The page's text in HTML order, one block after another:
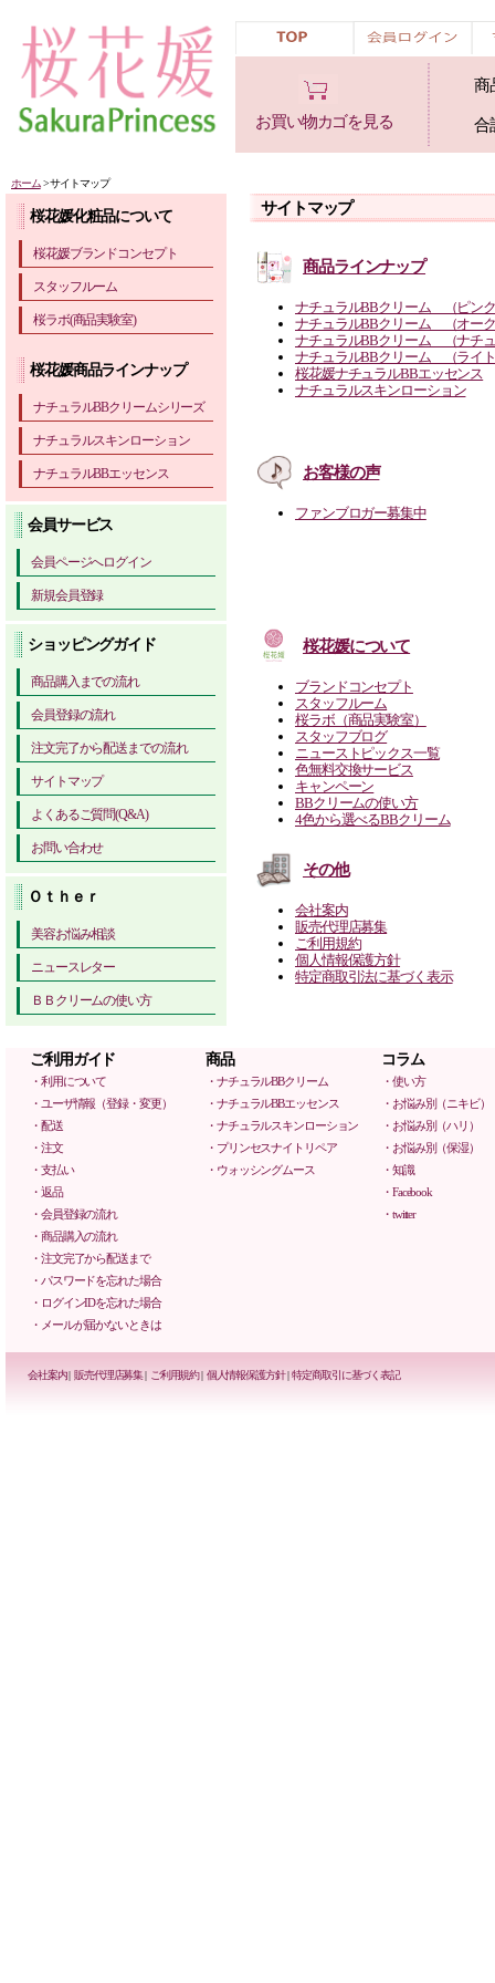
お買い物カゴを見る
商
合
ホーム> サイトマップ
桜花媛化粧品について
桜花媛ブランドコンセプト
スタッフルーム
桜ラボ(商品実験室)
桜花媛商品ラインナップ
ナチュラルBBクリームシリーズ
ナチュラルスキンローション
ナチュラルBBエッセンス
会員サービス
会員ページへログイン
新規会員登録
ショッピングガイド
商品購入までの流れ
会員登録の流れ
注文完了から配送までの流れ
サイトマップ
よくあるご質問(Q&A)
お問い合わせ
Ｏｔｈｅｒ
美容お悩み相談
ニュースレター
ＢＢクリームの使い方
サイトマップ
商品ラインナップ
ナチュラルBBクリーム （ピン
ナチュラルBBクリーム （オー
ナチュラルBBクリーム （ナチ
ナチュラルBBクリーム （ライ
桜花媛ナチュラルBBエッセンス
ナチュラルスキンローション
お客様の声
ファンブロガー募集中
桜花媛について
ブランドコンセプト
スタッフルーム
桜ラボ（商品実験室）
スタッフブログ
ニューストピックス一覧
色無料交換サービス
キャンペーン
BBクリームの使い方
4色から選べるBBクリーム
その他
会社案内
販売代理店募集
ご利用規約
個人情報保護方針
特定商取引法に基づく表示
ご利用ガイド 商品 コラム
・利用について ・ナチュラルBBクリーム
・使い方
・ユーザ情報（登録・変更）
・ナチュラルBBエッセンス
・お悩み別（ニキビ）
・配送
・ナチュラルスキンローション
・お悩み別（ハリ）
・注文
・プリンセスナイトリペア
・お悩み別（保湿）
・支払い
・ウォッシングムース
・知識
・返品
・Facebook
・会員登録の流れ
・twitter
・商品購入の流れ
・注文完了から配送まで
・パスワードを忘れた場合
・ログインIDを忘れた場合
・メールが届かないときは
会社案内| 販売代理店募集| ご利用規約| 個人情報保護方針|特定商取引に基づく表記